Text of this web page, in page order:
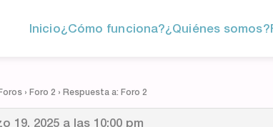
Inicio¿Cómo funciona?¿Quiénes somos?
Foros › Foro 2 › Respuesta a: Foro 2
19, 2025 a las 10:00 pm